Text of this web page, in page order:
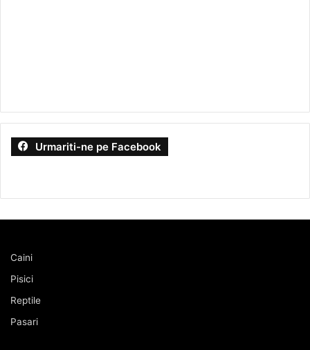
Urmariti-ne pe Facebook
Caini
Pisici
Reptile
Pasari